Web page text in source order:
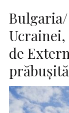
Bulgaria/
de
prăbuşită